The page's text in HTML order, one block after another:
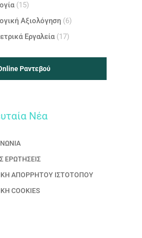
(15)
Αξιολόγηση(6)
Εργαλεία(17)
Ραντεβού
Nέα
ΕΡΩΤΗΣΕΙΣ
ΑΠΟΡΡΗΤΟΥ ΙΣΤΟΤΟΠΟΥ
COOKIES